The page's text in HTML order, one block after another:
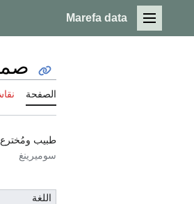
القائمة الرئيسية
Marefa data
الصفحة
طبيب ومُخترع
سوميرينغ
اللغة